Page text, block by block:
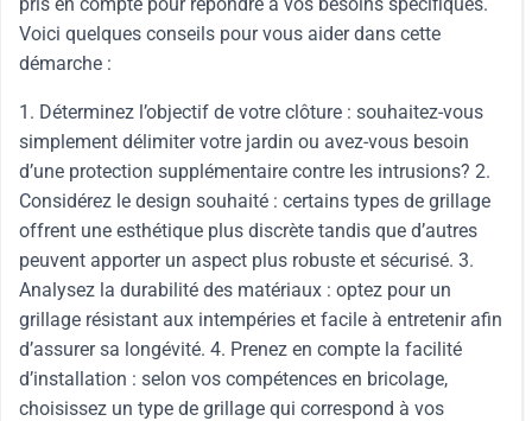
Voici quelques conseils pour vous aider dans cette
démarche :
1. Déterminez l’objectif de votre clôture : souhaitez-vous
simplement délimiter votre jardin ou avez-vous besoin
d’une protection supplémentaire contre les intrusions? 2.
Considérez le design souhaité : certains types de grillage
offrent une esthétique plus discrète tandis que d’autres
peuvent apporter un aspect plus robuste et sécurisé. 3.
Analysez la durabilité des matériaux : optez pour un
grillage résistant aux intempéries et facile à entretenir afin
d’assurer sa longévité. 4. Prenez en compte la facilité
d’installation : selon vos compétences en bricolage,
choisissez un type de grillage qui correspond à vos